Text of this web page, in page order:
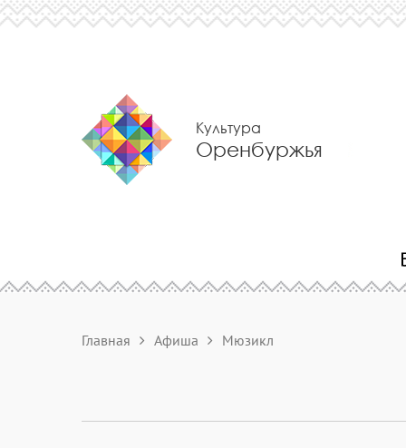
Культура
Оренбуржья
Главная Афиша Мюзикл